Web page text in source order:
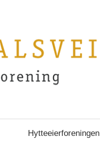
Hytteeierforeningen